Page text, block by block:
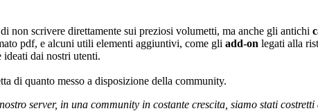
non scrivere direttamente sui preziosi volumetti, ma anche gli antichi
pdf, e alcuni utili elementi aggiuntivi, come gli add-on legati alla
dai nostri utenti.
di quanto messo a disposizione della community.
server, in una community in costante crescita, siamo stati